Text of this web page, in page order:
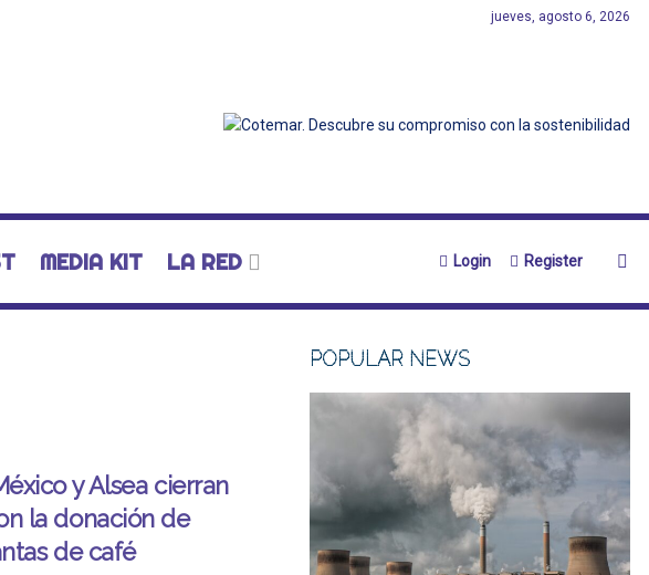
jueves, agosto 6, 2026
MEDIA KIT LA RED Login Register
y Alsea cierran
la donación de
de café
POPULAR NEWS